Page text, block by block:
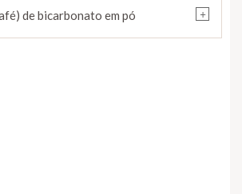
+
de bicarbonato em pó